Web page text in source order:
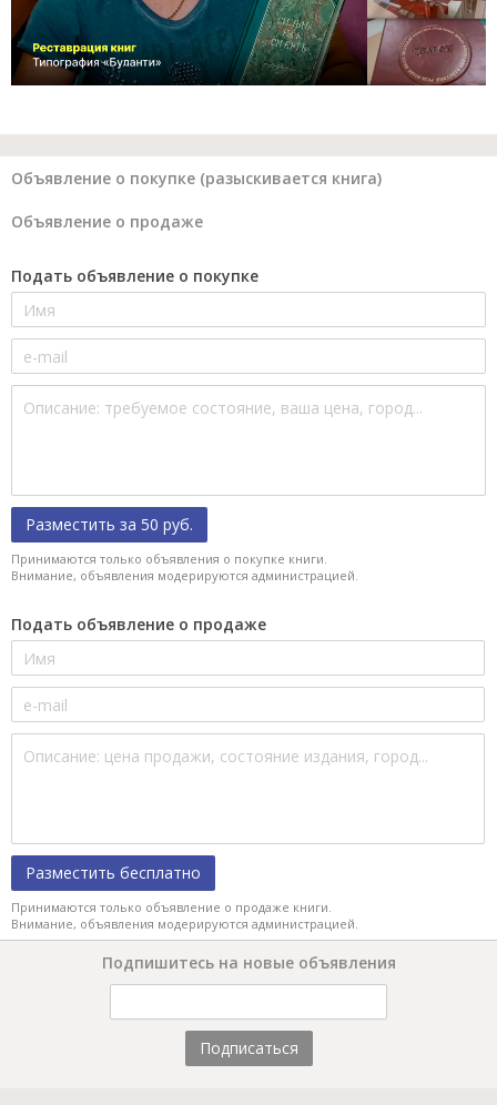
Объявление о покупке (разыскивается книга)
Объявление о продаже
Подать объявление о покупке
Разместить за 50 руб.
Принимаются только объявления о покупке книги.
Внимание, объявления модерируются администрацией.
Подать объявление о продаже
Разместить бесплатно
Принимаются только объявление о продаже книги.
Внимание, объявления модерируются администрацией.
Подпишитесь на новые объявления
Подписаться